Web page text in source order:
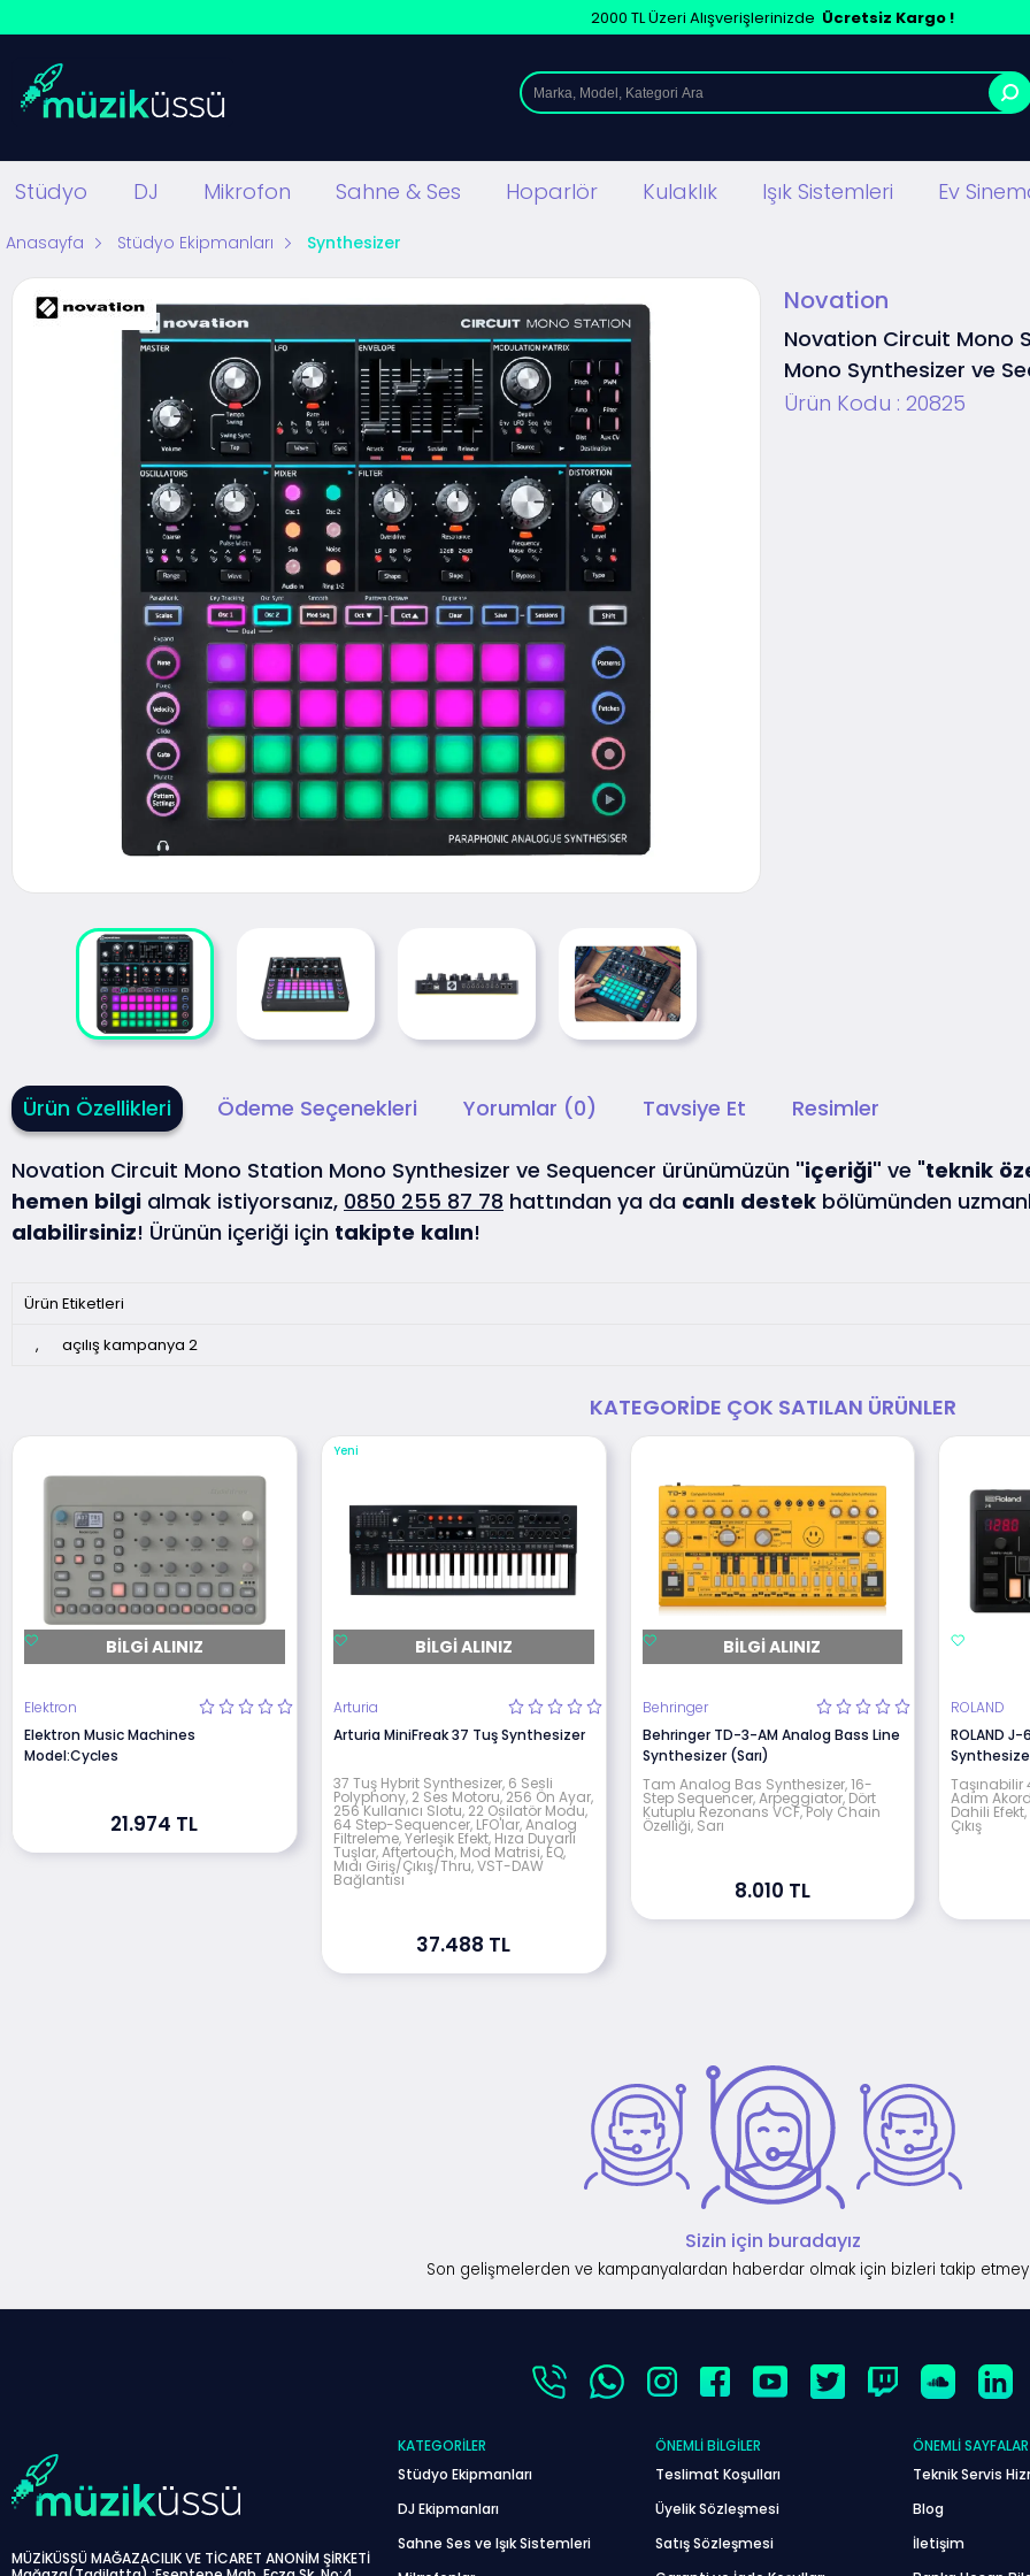
2000 TL Üzeri Alışverişlerinizde Ücretsiz Kargo !
Stüdyo DJ Mikrofon Sahne & Ses Hoparlör Kulaklık Işık Sistemleri Ev
Anasayfa Stüdyo Ekipmanları Synthesizer
Novation
Novation Circuit Mono
Mono Synthesizer ve
Ürün Kodu : 20825
Ürün Özellikleri Ödeme Seçenekleri Yorumlar (0) Tavsiye Et Resimler
Novation Circuit Mono Station Mono Synthesizer ve Sequencer ürünümüzün "içeriği" ve "teknik
hemen bilgi almak istiyorsanız, 0850 255 87 78 hattından ya da canlı destek bölümünden
alabilirsiniz! Ürünün içeriği için takipte kalın!
Ürün Etiketleri
,
açılış kampanya 2
KATEGORIDE ÇOK SATILAN ÜRÜNLER
BILGI ALINIZ
Elektron
Elektron Music Machines
Model:Cycles
21.974 TL
Yeni
BILGI ALINIZ
Arturia
Arturia MiniFreak 37 Tuş Synthesizer
37 Tuş Hybrit Synthesizer, 6 Sesli
Polyphony, 2 Ses Motoru, 256 Ön Ayar,
256 Kullanıcı Slotu, 22 Osilatör Modu,
64 Step-Sequencer, LFO'lar, Analog
Filtreleme, Yerleşik Efekt, Hıza Duyarlı
Tuşlar, Aftertouch, Mod Matrisi, EQ,
Mıdı Giriş/Çıkış/Thru, VST-DAW
Bağlantısı
37.488 TL
BILGI ALINIZ
Behringer
Behringer TD-3-AM Analog Bass Line
Synthesizer (Sarı)
Tam Analog Bas Synthesizer, 16-
Step Sequencer, Arpeggiator, Dört
Kutuplu Rezonans VCF, Poly Chain
Özelliği, Sarı
8.010 TL
ROLAND
ROLAND
Adım
Dahili
Çıkış
Sizin için buradayız
Son gelişmelerden ve kampanyalardan haberdar olmak için bizleri takip etmeyi
MÜZİKÜSSÜ MAĞAZACILIK VE TİCARET ANONİM ŞİRKETİ
KATEGORILER
Stüdyo Ekipmanları
DJ Ekipmanları
Sahne Ses ve Işık Sistemleri
ÖNEMLI BILGILER
Teslimat Koşulları
Üyelik Sözleşmesi
Satış Sözleşmesi
ÖNEMLI SAYFALAR
Teknik Servis
Blog
İletişim